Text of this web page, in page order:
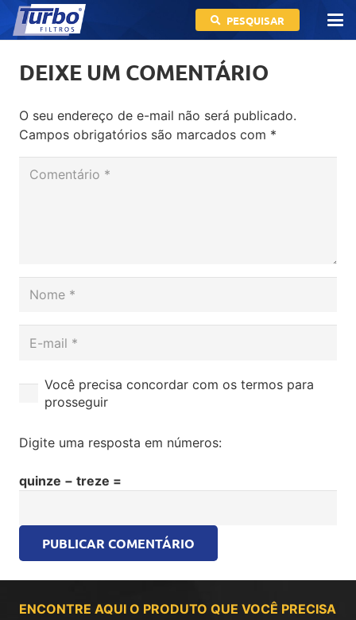
PESQUISAR
DEIXE UM COMENTÁRIO
O seu endereço de e-mail não será publicado.
Campos obrigatórios são marcados com *
Você precisa concordar com os termos para
prosseguir
Digite uma resposta em números:
quinze − treze =
PUBLICAR COMENTÁRIO
ENCONTRE AQUI O PRODUTO QUE VOCÊ PRECISA